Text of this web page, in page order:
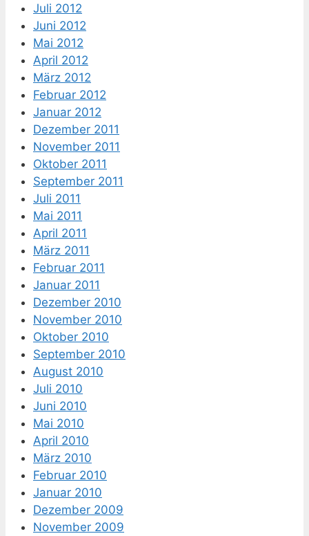
Juli 2012
Juni 2012
Mai 2012
April 2012
März 2012
Februar 2012
Januar 2012
Dezember 2011
November 2011
Oktober 2011
September 2011
Juli 2011
Mai 2011
April 2011
März 2011
Februar 2011
Januar 2011
Dezember 2010
November 2010
Oktober 2010
September 2010
August 2010
Juli 2010
Juni 2010
Mai 2010
April 2010
März 2010
Februar 2010
Januar 2010
Dezember 2009
November 2009